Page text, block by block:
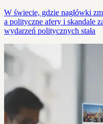
W świecie, gdzie nagłówki
a polityczne afery i skandale
wydarzeń politycznych stała